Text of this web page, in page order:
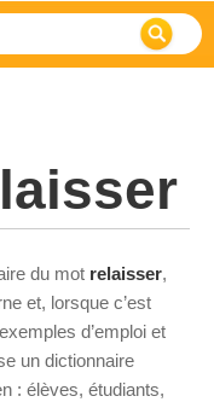
du mot relaisser,
et, lorsque c’est
d’emploi et
un dictionnaire
: élèves, étudiants,